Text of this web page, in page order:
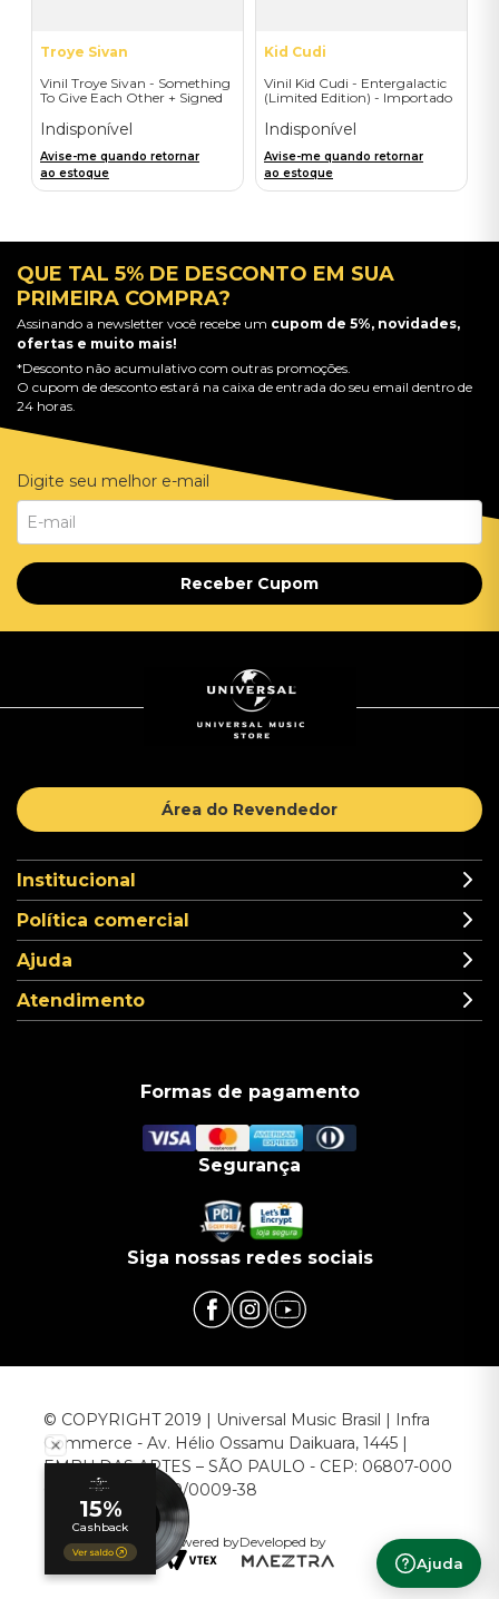
Ajuda
Troye Sivan
Vinil Troye Sivan - Something
To Give Each Other + Signed
Indisponível
Avise-me quando retornar
ao estoque
Kid Cudi
Vinil Kid Cudi - Entergalactic
(Limited Edition) - Importado
Indisponível
Avise-me quando retornar
ao estoque
QUE TAL 5% DE DESCONTO EM SUA
PRIMEIRA COMPRA?
Assinando a newsletter você recebe um cupom de 5%, novidades,
ofertas e muito mais!
*Desconto não acumulativo com outras promoções.
O cupom de desconto estará na caixa de entrada do seu email dentro de
24 horas.
Digite seu melhor e-mail
Receber Cupom
Área do Revendedor
Institucional
Política comercial
Ajuda
Atendimento
Formas de pagamento
Segurança
Siga nossas redes sociais
© COPYRIGHT 2019 | Universal Music Brasil | Infra
Commerce - Av. Hélio Ossamu Daikuara, 1445 |
EMBU DAS ARTES – SÃO PAULO - CEP: 06807-000
CNPJ: 00.952.789/0009-38
Powered byDeveloped by